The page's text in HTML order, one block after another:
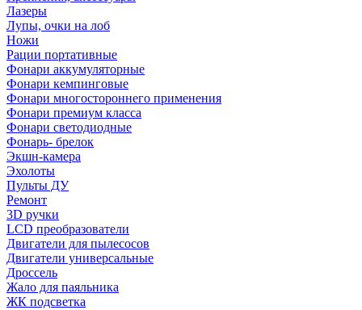
Лазеры
Лупы, очки на лоб
Ножи
Рации портативные
Фонари аккумуляторные
Фонари кемпинговые
Фонари многостороннего применения
Фонари премиум класса
Фонари светодиодные
Фонарь- брелок
Экшн-камера
Эхолоты
Пульты ДУ
Ремонт
3D ручки
LCD преобразователи
Двигатели для пылесосов
Двигатели универсальные
Дроссель
Жало для паяльника
ЖК подсветка